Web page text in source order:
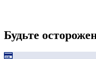
Будьте